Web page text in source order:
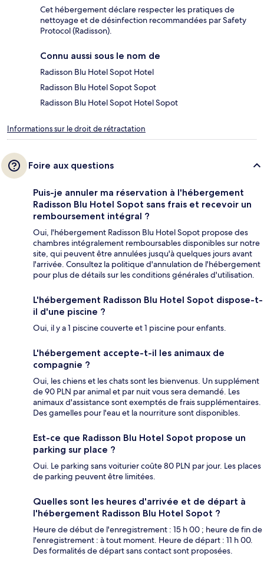
Cet hébergement déclare respecter les pratiques de
nettoyage et de désinfection recommandées par Safety
Protocol (Radisson).
Connu aussi sous le nom de
Radisson Blu Hotel Sopot Hotel
Radisson Blu Hotel Sopot Sopot
Radisson Blu Hotel Sopot Hotel Sopot
Informations sur le droit de rétractation
Foire aux questions
Puis-je annuler ma réservation à l'hébergement
Radisson Blu Hotel Sopot sans frais et recevoir un
remboursement intégral ?
Oui, l'hébergement Radisson Blu Hotel Sopot propose des
chambres intégralement remboursables disponibles sur notre
site, qui peuvent être annulées jusqu'à quelques jours avant
l'arrivée. Consultez la politique d'annulation de l'hébergement
pour plus de détails sur les conditions générales d'utilisation.
L'hébergement Radisson Blu Hotel Sopot dispose-t-
il d'une piscine ?
Oui, il y a 1 piscine couverte et 1 piscine pour enfants.
L'hébergement accepte-t-il les animaux de
compagnie ?
Oui, les chiens et les chats sont les bienvenus. Un supplément
de 90 PLN par animal et par nuit vous sera demandé. Les
animaux d'assistance sont exemptés de frais supplémentaires.
Des gamelles pour l'eau et la nourriture sont disponibles.
Est-ce que Radisson Blu Hotel Sopot propose un
parking sur place ?
Oui. Le parking sans voiturier coûte 80 PLN par jour. Les places
de parking peuvent être limitées.
Quelles sont les heures d'arrivée et de départ à
l'hébergement Radisson Blu Hotel Sopot ?
Heure de début de l'enregistrement : 15 h 00 ; heure de fin de
l'enregistrement : à tout moment. Heure de départ : 11 h 00.
Des formalités de départ sans contact sont proposées.